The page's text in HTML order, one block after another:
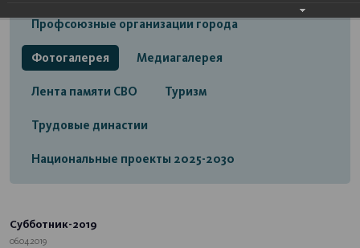
Профсоюзные организации города
Фотогалерея Медиагалерея
Лента памяти СВО Туризм
Трудовые династии
Национальные проекты 2025-2030
Субботник-2019
06.04.2019